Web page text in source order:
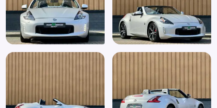
Elektrisch verstelbare passagiersstoel
Elektrisch verstelbare voorstoel(en)
Elektrisch windscherm
Elektronische remkrachtverdeling
Elektronisch Stabiliteits Programma
Keyless entry